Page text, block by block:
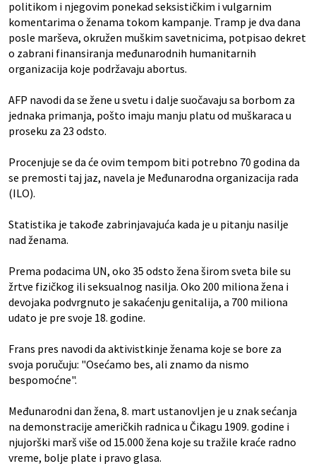
politikom i njegovim ponekad seksističkim i vulgarnim
komentarima o ženama tokom kampanje. Tramp je dva dana
posle marševa, okružen muškim savetnicima, potpisao dekret
o zabrani finansiranja međunarodnih humanitarnih
organizacija koje podržavaju abortus.
AFP navodi da se žene u svetu i dalje suočavaju sa borbom za
jednaka primanja, pošto imaju manju platu od muškaraca u
proseku za 23 odsto.
Procenjuje se da će ovim tempom biti potrebno 70 godina da
se premosti taj jaz, navela je Međunarodna organizacija rada
(ILO).
Statistika je takođe zabrinjavajuća kada je u pitanju nasilje
nad ženama.
Prema podacima UN, oko 35 odsto žena širom sveta bile su
žrtve fizičkog ili seksualnog nasilja. Oko 200 miliona žena i
devojaka podvrgnuto je sakaćenju genitalija, a 700 miliona
udato je pre svoje 18. godine.
Frans pres navodi da aktivistkinje ženama koje se bore za
svoja poručuju: "Osećamo bes, ali znamo da nismo
bespomoćne".
Međunarodni dan žena, 8. mart ustanovljen je u znak sećanja
na demonstracije američkih radnica u Čikagu 1909. godine i
njujorški marš više od 15.000 žena koje su tražile kraće radno
vreme, bolje plate i pravo glasa.